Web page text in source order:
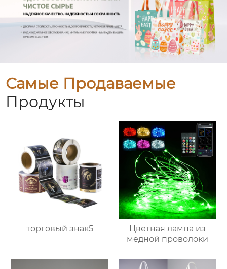
Самые Продаваемые
Продукты
торговый знак5
Цветная лампа из
медной проволоки